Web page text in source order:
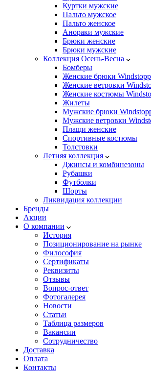
Куртки мужские
Пальто мужское
Пальто женское
Анораки мужские
Брюки женские
Брюки мужские
Коллекция Осень-Весна
Бомберы
Женские брюки
Женские ветровки
Женские костюмы
Жилеты
Мужские брюки
Мужские ветровки
Плащи женские
Спортивные костюмы
Толстовки
Летняя коллекция
Джинсы и комбинезоны
Рубашки
Футболки
Шорты
Ликвидация коллекции
Бренды
Акции
О компании
История
Позиционирование на рынке
Философия
Сертификаты
Реквизиты
Отзывы
Вопрос-ответ
Фотогалерея
Новости
Статьи
Таблица размеров
Вакансии
Сотрудничество
Доставка
Оплата
Контакты